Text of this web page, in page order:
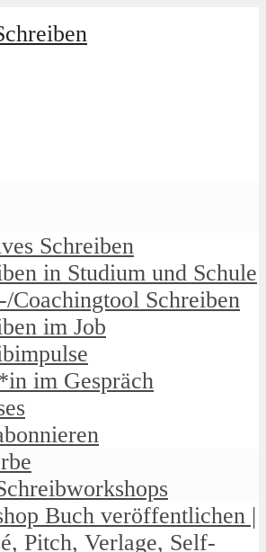
Schreiben
in Studium und Schule
Coachingtool Schreiben
im Job
im Gespräch
Buch veröffentlichen |
Pitch, Verlage, Self-